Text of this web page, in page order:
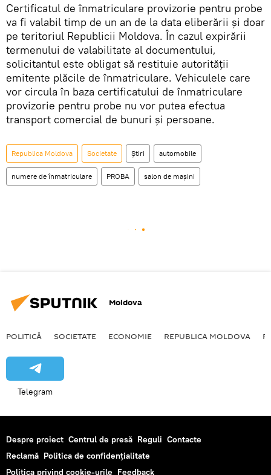
Certificatul de înmatriculare provizorie pentru probe
va fi valabil timp de un an de la data eliberării și doar
pe teritoriul Republicii Moldova. În cazul expirării
termenului de valabilitate al documentului,
solicitantul este obligat să restituie autorității
emitente plăcile de înmatriculare. Vehiculele care
vor circula în baza certificatului de înmatriculare
provizorie pentru probe nu vor putea efectua
transport comercial de bunuri și persoane.
Republica Moldova Societate Știri automobile
numere de înmatriculare PROBA salon de mașini
Moldova
POLITICĂ SOCIETATE ECONOMIE REPUBLICA MOLDOVA
Telegram
Despre proiect Centrul de presă Reguli Contacte
Reclamă Politica de confidențialitate
Politica privind cookie-urile Feedback